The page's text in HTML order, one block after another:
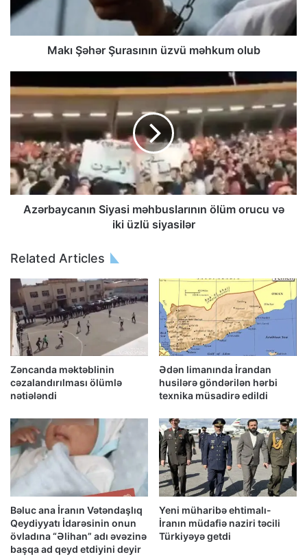
Makı Şəhər Şurasının üzvü məhkum olub
Azərbaycanın Siyasi məhbuslarının ölüm orucu və
iki üzlü siyasilər
Related Articles
Zəncanda məktəblinin
cəzalandırılması ölümlə
nətiələndi
Ədən limanında İrandan
husilərə göndərilən hərbi
texnika müsadirə edildi
Bəluc ana İranın Vətəndaşlıq
Qeydiyyatı İdarəsinin onun
övladına “Əlihan” adı əvəzinə
başqa ad qeyd etdiyini deyir
Yeni müharibə ehtimalı-
İranın müdafiə naziri təcili
Türkiyəyə getdi